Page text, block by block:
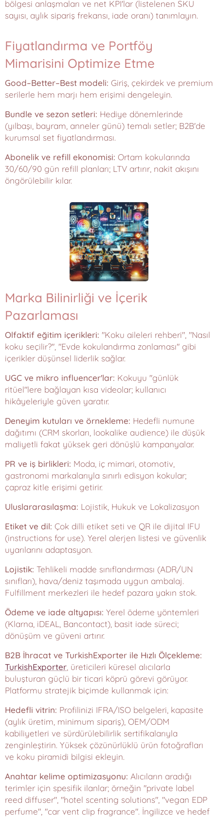
bölgesi anlaşmaları ve net KPI'lar (listelenen SKU
sayısı, aylık sipariş frekansı, iade oranı) tanımlayın.
Fiyatlandırma ve Portföy
Mimarisini Optimize Etme
Good–Better–Best modeli: Giriş, çekirdek ve premium
serilerle hem marjı hem erişimi dengeleyin.
Bundle ve sezon setleri: Hediye dönemlerinde
(yılbaşı, bayram, anneler günü) temalı setler; B2B'de
kurumsal set fiyatlandırması.
Abonelik ve refill ekonomisi: Ortam kokularında
30/60/90 gün refill planları; LTV artırır, nakit akışını
öngörülebilir kılar.
Marka Bilinirliği ve İçerik
Pazarlaması
Olfaktif eğitim içerikleri: "Koku aileleri rehberi", "Nasıl
koku seçilir?", "Evde kokulandırma zonlaması" gibi
içerikler düşünsel liderlik sağlar.
UGC ve mikro influencer'lar: Kokuyu "günlük
ritüel"lere bağlayan kısa videolar; kullanıcı
hikâyeleriyle güven yaratır.
Deneyim kutuları ve örnekleme: Hedefli numune
dağıtımı (CRM skorları, lookalike audience) ile düşük
maliyetli fakat yüksek geri dönüşlü kampanyalar.
PR ve iş birlikleri: Moda, iç mimari, otomotiv,
gastronomi markalarıyla sınırlı edisyon kokular;
çapraz kitle erişimi getirir.
Uluslararasılaşma: Lojistik, Hukuk ve Lokalizasyon
Etiket ve dil: Çok dilli etiket seti ve QR ile dijital IFU
(instructions for use). Yerel alerjen listesi ve güvenlik
uyarılarını adaptasyon.
Lojistik: Tehlikeli madde sınıflandırması (ADR/UN
sınıfları), hava/deniz taşımada uygun ambalaj.
Fulfillment merkezleri ile hedef pazara yakın stok.
Ödeme ve iade altyapısı: Yerel ödeme yöntemleri
(Klarna, iDEAL, Bancontact), basit iade süreci;
dönüşüm ve güveni artırır.
B2B İhracat ve TurkishExporter ile Hızlı Ölçekleme:
TurkishExporter , üreticileri küresel alıcılarla
buluşturan güçlü bir ticari köprü görevi görüyor.
Platformu stratejik biçimde kullanmak için:
Hedefli vitrin: Profilinizi IFRA/ISO belgeleri, kapasite
(aylık üretim, minimum sipariş), OEM/ODM
kabiliyetleri ve sürdürülebilirlik sertifikalarıyla
zenginleştirin. Yüksek çözünürlüklü ürün fotoğrafları
ve koku piramidi bilgisi ekleyin.
Anahtar kelime optimizasyonu: Alıcıların aradığı
terimler için spesifik ilanlar; örneğin "private label
reed diffuser", "hotel scenting solutions", "vegan EDP
perfume", "car vent clip fragrance". İngilizce ve hedef